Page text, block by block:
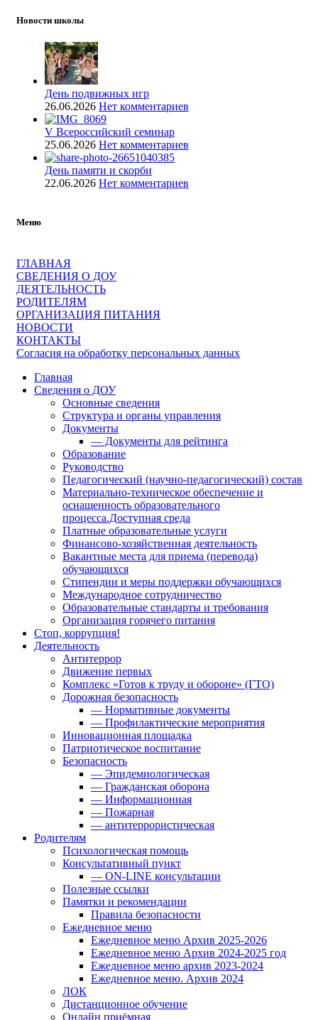
Новости школы
День подвижных игр
26.06.2026 Нет комментариев
V Всероссийский семинар
25.06.2026 Нет комментариев
День памяти и скорби
22.06.2026 Нет комментариев
Меню
ГЛАВНАЯ
СВЕДЕНИЯ О ДОУ
ДЕЯТЕЛЬНОСТЬ
РОДИТЕЛЯМ
ОРГАНИЗАЦИЯ ПИТАНИЯ
НОВОСТИ
КОНТАКТЫ
Согласия на обработку персональных данных
Главная
Сведения о ДОУ
Основные сведения
Структура и органы управления
Документы
— Документы для рейтинга
Образование
Руководство
Педагогический (научно-педагогический) состав
Материально-техническое обеспечение и
оснащенность образовательного
процесса.Доступная среда
Платные образовательные услуги
Финансово-хозяйственная деятельность
Вакантные места для приема (перевода)
обучающихся
Стипендии и меры поддержки обучающихся
Международное сотрудничество
Образовательные стандарты и требования
Организация горячего питания
Стоп, коррупция!
Деятельность
Антитеррор
Движение первых
Комплекс «Готов к труду и обороне» (ГТО)
Дорожная безопасность
— Нормативные документы
— Профилактические мероприятия
Инновационная площадка
Патриотическое воспитание
Безопасность
— Эпидемиологическая
— Гражданская оборона
— Информационная
— Пожарная
— антитеррористическая
Родителям
Психологическая помощь
Консультативный пункт
— ON-LINE консультации
Полезные ссылки
Памятки и рекомендации
Правила безопасности
Ежедневное меню
Ежедневное меню Архив 2025-2026
Ежедневное меню Архив 2024-2025 год
Ежедневное меню архив 2023-2024
Ежедневное меню. Архив 2024
ЛОК
Дистанционное обучение
Онлайн приёмная